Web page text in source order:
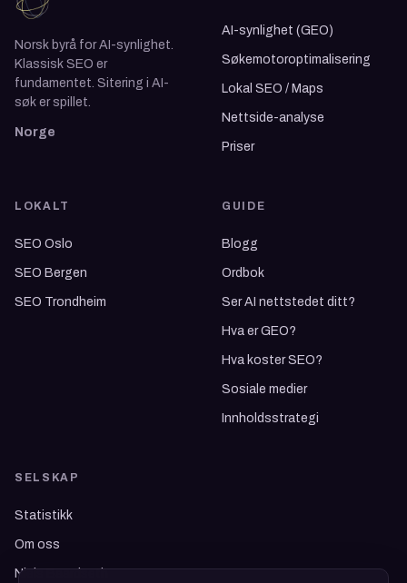
Norsk byrå for AI-synlighet.
Klassisk SEO er
fundamentet. Sitering i AI-
søk er spillet.
Norge
AI-synlighet (GEO)
Søkemotoroptimalisering
Lokal SEO / Maps
Nettside-analyse
Priser
LOKALT
SEO Oslo
SEO Bergen
SEO Trondheim
GUIDE
Blogg
Ordbok
Ser AI nettstedet ditt?
Hva er GEO?
Hva koster SEO?
Sosiale medier
Innholdsstrategi
SELSKAP
Statistikk
Om oss
Niels Baardseth